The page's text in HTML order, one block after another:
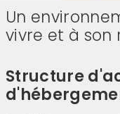
Un
vivre et à son
Structure